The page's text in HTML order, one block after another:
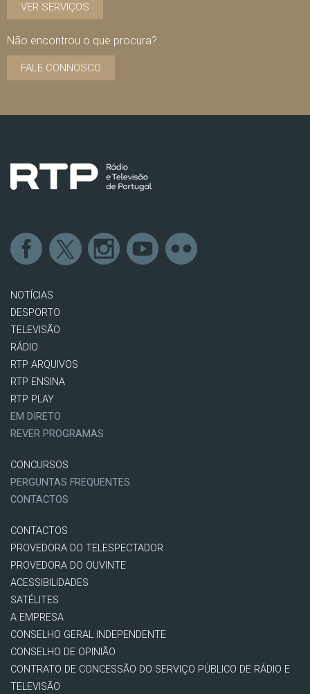
VER SERVIÇOS
Não encontrou o que procura?
FALE CONNOSCO
NOTÍCIAS
DESPORTO
TELEVISÃO
RÁDIO
RTP ARQUIVOS
RTP ENSINA
RTP PLAY
EM DIRETO
REVER PROGRAMAS
CONCURSOS
PERGUNTAS FREQUENTES
CONTACTOS
CONTACTOS
PROVEDORA DO TELESPECTADOR
PROVEDORA DO OUVINTE
ACESSIBILIDADES
SATÉLITES
A EMPRESA
CONSELHO GERAL INDEPENDENTE
CONSELHO DE OPINIÃO
CONTRATO DE CONCESSÃO DO SERVIÇO PÚBLICO DE RÁDIO E
TELEVISÃO